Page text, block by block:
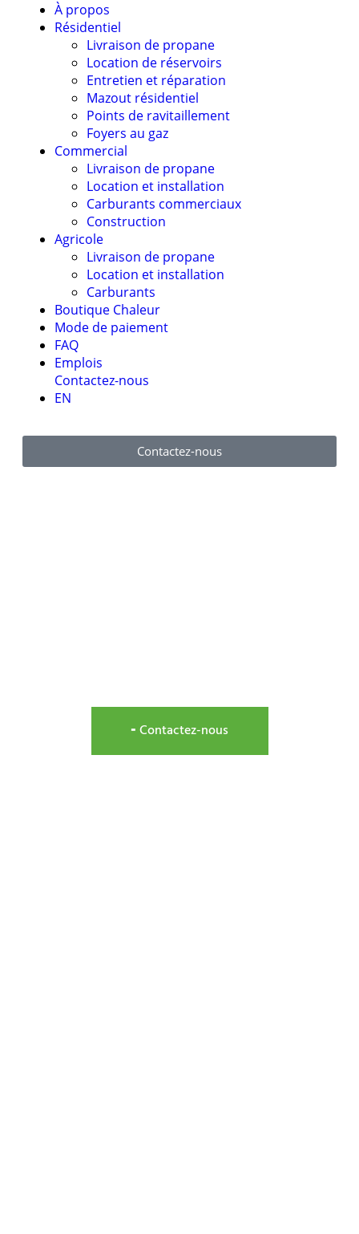
À propos
Résidentiel
Livraison de propane
Location de réservoirs
Entretien et réparation
Mazout résidentiel
Points de ravitaillement
Foyers au gaz
Commercial
Livraison de propane
Location et installation
Carburants commerciaux
Construction
Agricole
Livraison de propane
Location et installation
Carburants
Boutique Chaleur
Mode de paiement
FAQ
Emplois
Contactez-nous
EN
Contactez-nous
╸Contactez-nous